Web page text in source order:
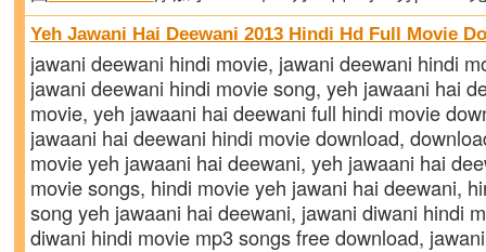
Yeh Jawani Hai Deewani 2013 Hindi Hd Full Movie
jawani deewani hindi movie, jawani deewani hindi
jawani deewani hindi movie song, yeh jawaani hai
movie, yeh jawaani hai deewani full hindi movie
jawaani hai deewani hindi movie download,
movie yeh jawaani hai deewani, yeh jawaani hai
movie songs, hindi movie yeh jawani hai deewani,
song yeh jawaani hai deewani, jawani diwani hindi
diwani hindi movie mp3 songs free download,